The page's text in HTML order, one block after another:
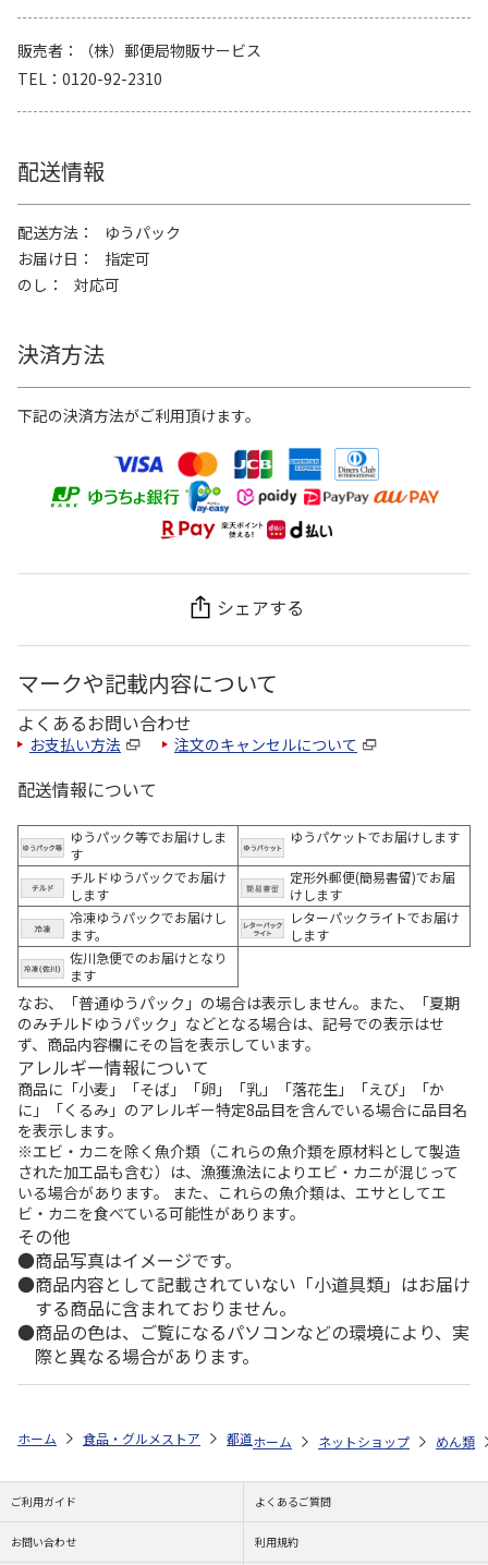
販売者
（株）郵便局物販サービス
TEL
0120-92-2310
配送情報
配送方法
ゆうパック
お届け日
指定可
のし
対応可
決済方法
下記の決済方法がご利用頂けます。
シェアする
マークや記載内容について
よくあるお問い合わせ
お支払い方法 注文のキャンセルについて
配送情報について
ゆうパック等でお届けしま
す
ゆうパケットでお届けします
チルドゆうパックでお届け
します
定形外郵便(簡易書留)でお届
けします
冷凍ゆうパックでお届けし
ます。
レターパックライトでお届け
します
佐川急便でのお届けとなり
ます
なお、「普通ゆうパック」の場合は表示しません。また、「夏期
のみチルドゆうパック」などとなる場合は、記号での表示はせ
ず、商品内容欄にその旨を表示しています。
アレルギー情報について
商品に「小麦」「そば」「卵」「乳」「落花生」「えび」「か
に」「くるみ」のアレルギー特定8品目を含んでいる場合に品目名
を表示します。
※エビ・カニを除く魚介類（これらの魚介類を原材料として製造
された加工品も含む）は、漁獲漁法によりエビ・カニが混じって
いる場合があります。 また、これらの魚介類は、エサとしてエ
ビ・カニを食べている可能性があります。
その他
商品写真はイメージです。
商品内容として記載されていない「小道具類」はお届け
する商品に含まれておりません。
商品の色は、ご覧になるパソコンなどの環境により、実
際と異なる場合があります。
ホーム 食品・グルメストア 都道府県から探す 山梨県 生ほうと
ホーム ネットショップ めん類
ご利用ガイド よくあるご質問
お問い合わせ 利用規約